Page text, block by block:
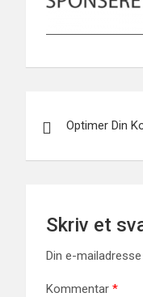
Optimer Din
Skriv et
Din e-
Kommentar *